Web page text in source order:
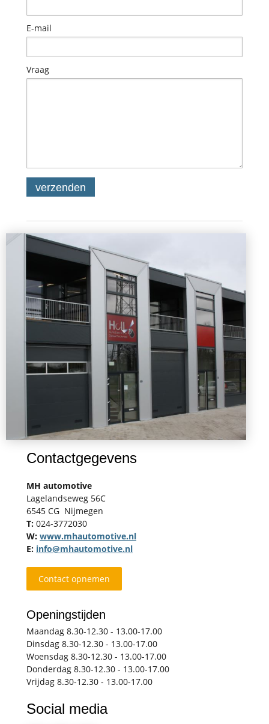
E-mail
Vraag
verzenden
Contactgegevens
MH automotive
Lagelandseweg 56C
6545 CG Nijmegen
T: 024-3772030
W: www.mhautomotive.nl
E: info@mhautomotive.nl
Contact opnemen
Openingstijden
Maandag 8.30-12.30 - 13.00-17.00
Dinsdag 8.30-12.30 - 13.00-17.00
Woensdag 8.30-12.30 - 13.00-17.00
Donderdag 8.30-12.30 - 13.00-17.00
Vrijdag 8.30-12.30 - 13.00-17.00
Social media